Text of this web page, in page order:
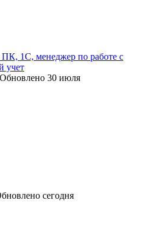
1С, менеджер по работе с
учет
Обновлено 30 июля
сегодня